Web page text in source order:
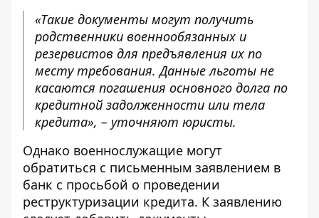
«Такие документы могут получить
родственники военнообязанных и
резервистов для предъявления их по
месту требования. Данные льготы не
касаются погашения основного долга по
кредитной задолженности или тела
кредита», – уточняют юристы.
Однако военнослужащие могут
обратиться с письменным заявлением в
банк с просьбой о проведении
реструктуризации кредита. К заявлению